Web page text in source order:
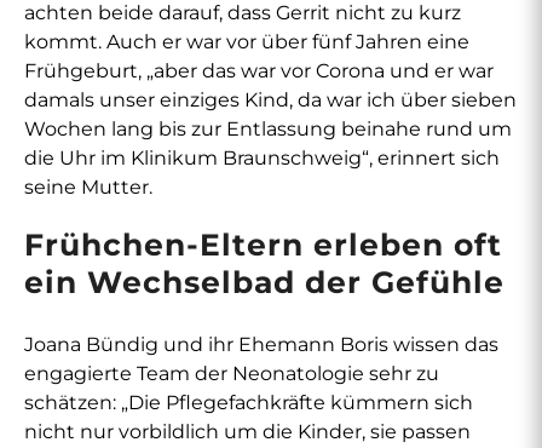
achten beide darauf, dass Gerrit nicht zu kurz
kommt. Auch er war vor über fünf Jahren eine
Frühgeburt, „aber das war vor Corona und er war
damals unser einziges Kind, da war ich über sieben
Wochen lang bis zur Entlassung beinahe rund um
die Uhr im Klinikum Braunschweig“, erinnert sich
seine Mutter.
Frühchen-Eltern erleben oft
ein Wechselbad der Gefühle
Joana Bündig und ihr Ehemann Boris wissen das
engagierte Team der Neonatologie sehr zu
schätzen: „Die Pflegefachkräfte kümmern sich
nicht nur vorbildlich um die Kinder, sie passen